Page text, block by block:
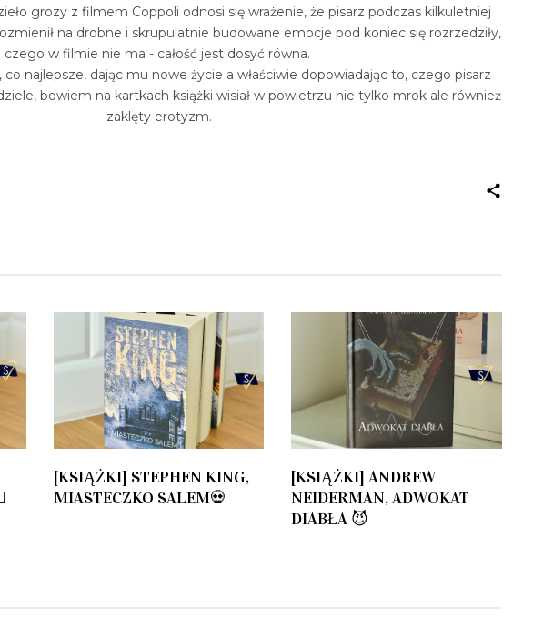
grozy z filmem Coppoli odnosi się wrażenie, że pisarz podczas kilkuletniej
na drobne i skrupulatnie budowane emocje pod koniec się rozrzedziły,
czego w filmie nie ma - całość jest dosyć równa.
najlepsze, dając mu nowe życie a właściwie dopowiadając to, czego pisarz
bowiem na kartkach książki wisiał w powietrzu nie tylko mrok ale również
zaklęty erotyzm.
[KSIĄŻKI] STEPHEN KING,
MIASTECZKO SALEM💀
[KSIĄŻKI] ANDREW
NEIDERMAN, ADWOKAT
DIABŁA 😈